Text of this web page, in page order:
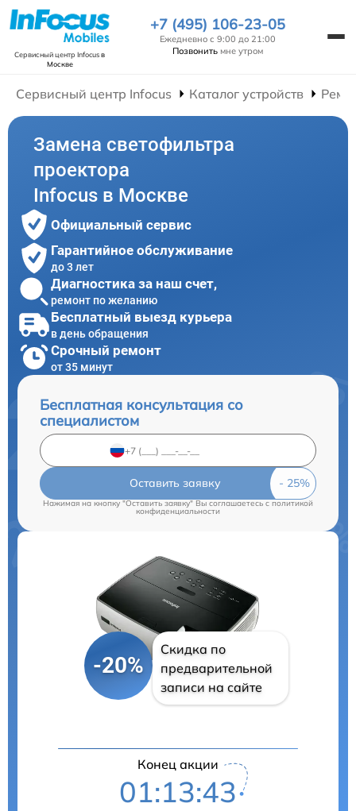
Сервисный центр Infocusв
Москве
+7 (495) 106-23-05
Ежедневно с 9:00 до 21:00
Позвонить мне утром
Сервисный центр Infocus Каталог устройств
Замена светофильтра
проектора
Infocus в Москве
Официальный сервис
Гарантийное обслуживание
до 3 лет
Диагностика за наш счет,
ремонт по желанию
Бесплатный выезд курьера
в день обращения
Срочный ремонт
от 35 минут
Бесплатная консультация со
специалистом
Оставить заявку
Нажимая на кнопку "Оставить заявку" Вы соглашаетесь c политикой
конфиденциальности
-20%
Скидка по
предварительной
записи на сайте
Конец акции
01:13:42